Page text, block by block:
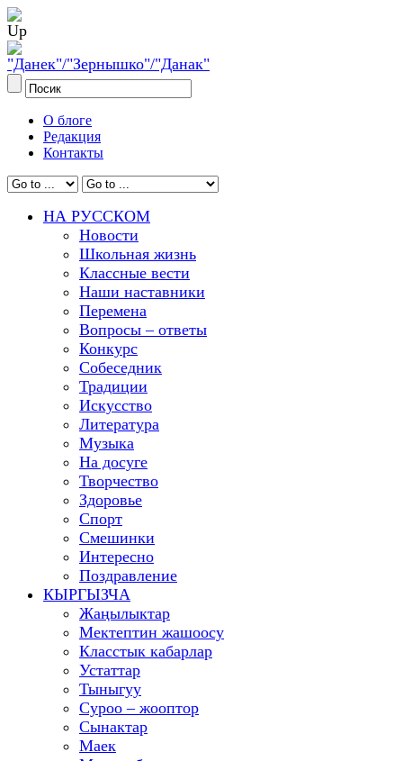
О блоге
Редакция
Контакты
НА РУССКОМ
Новости
Школьная жизнь
Классные вести
Наши наставники
Перемена
Вопросы – ответы
Конкурс
Собеседник
Традиции
Искусство
Литература
Музыка
На досуге
Творчество
Здоровье
Спорт
Смешинки
Интересно
Поздравление
КЫРГЫЗЧА
Жаңылыктар
Мектептин жашоосу
Класстык кабарлар
Устаттар
Тыныгуу
Суроо – жооптор
Сынактар
Маек